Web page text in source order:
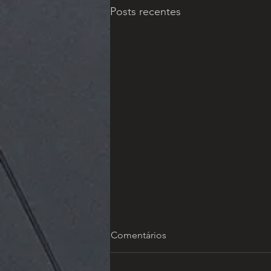
Posts recentes
Marmoraria de alto padrão
antes de escolher
Comentários